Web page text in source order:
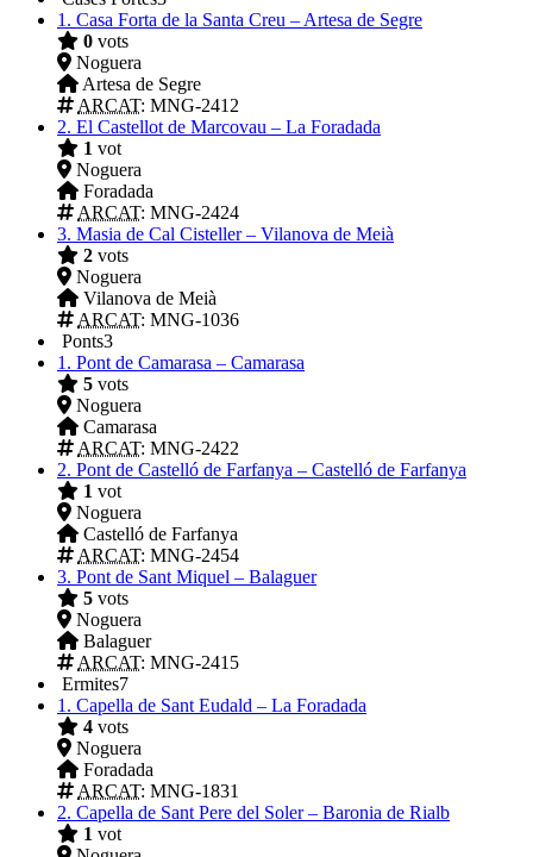
1. Casa Forta de la Santa Creu – Artesa de Segre
0 vots
Noguera
Artesa de Segre
ARCAT: MNG-2412
2. El Castellot de Marcovau – La Foradada
1 vot
Noguera
Foradada
ARCAT: MNG-2424
3. Masia de Cal Cisteller – Vilanova de Meià
2 vots
Noguera
Vilanova de Meià
ARCAT: MNG-1036
Ponts3
1. Pont de Camarasa – Camarasa
5 vots
Noguera
Camarasa
ARCAT: MNG-2422
2. Pont de Castelló de Farfanya – Castelló de Farfanya
1 vot
Noguera
Castelló de Farfanya
ARCAT: MNG-2454
3. Pont de Sant Miquel – Balaguer
5 vots
Noguera
Balaguer
ARCAT: MNG-2415
Ermites7
1. Capella de Sant Eudald – La Foradada
4 vots
Noguera
Foradada
ARCAT: MNG-1831
2. Capella de Sant Pere del Soler – Baronia de Rialb
1 vot